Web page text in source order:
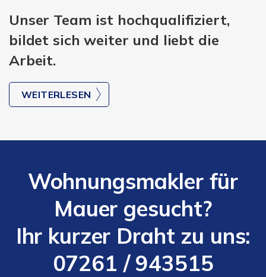
Unser Team ist hochqualifiziert,
bildet sich weiter und liebt die
Arbeit.
WEITERLESEN
Wohnungsmakler für
Mauer gesucht?
Ihr kurzer Draht zu uns:
07261 / 943515